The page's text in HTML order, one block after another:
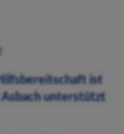
ist
unterstützt